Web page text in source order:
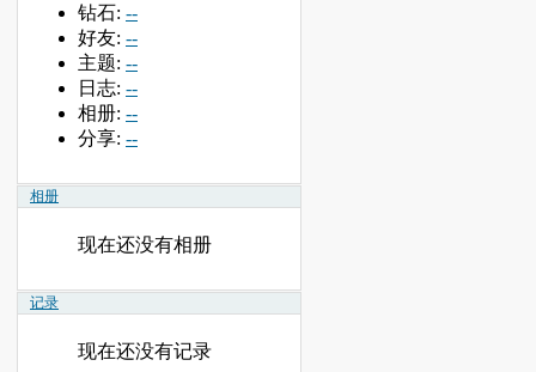
钻石: --
好友: --
主题: --
日志: --
相册: --
分享: --
相册
现在还没有相册
记录
现在还没有记录